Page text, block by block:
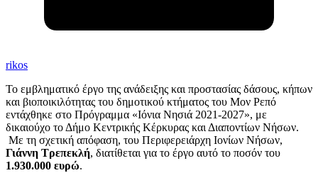
rikos
Το εμβληματικό έργο της ανάδειξης και προστασίας δάσους, κήπων
και βιοποικιλότητας του δημοτικού κτήματος του Μον Ρεπό
εντάχθηκε στο Πρόγραμμα «Ιόνια Νησιά 2021-2027», με
δικαιούχο το Δήμο Κεντρικής Κέρκυρας και Διαποντίων Νήσων.
Με τη σχετική απόφαση, του Περιφερειάρχη Ιονίων Νήσων,
Γιάννη Τρεπεκλή, διατίθεται για το έργο αυτό το ποσόν του
1.930.000 ευρώ.